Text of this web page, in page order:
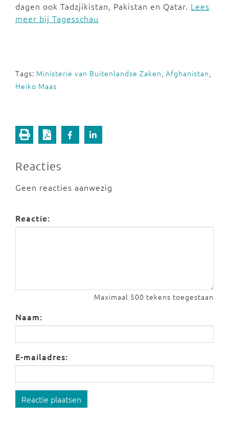
dagen ook Tadzjikistan, Pakistan en Qatar. Lees
meer bij Tagesschau
Tags: Ministerie van Buitenlandse Zaken, Afghanistan,
Heiko Maas
Reacties
Geen reacties aanwezig
Reactie:
Maximaal 500 tekens toegestaan
Naam:
E-mailadres:
Reactie plaatsen